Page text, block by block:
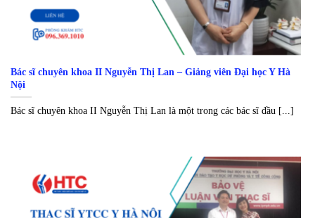
Bác sĩ chuyên khoa II Nguyễn Thị Lan – Giảng viên Đại học Y Hà
Nội
Bác sĩ chuyên khoa II Nguyễn Thị Lan là một trong các bác sĩ đầu [...]